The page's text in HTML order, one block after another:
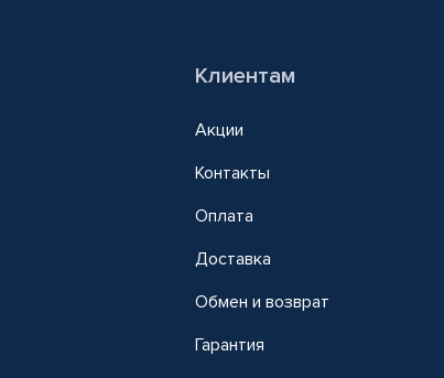
Клиентам
Акции
Контакты
Оплата
Доставка
Обмен и возврат
Гарантия